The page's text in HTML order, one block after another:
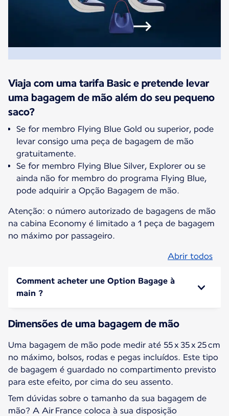
Viaja com uma tarifa Basic e pretende levar
uma bagagem de mão além do seu pequeno
saco?
Se for membro Flying Blue Gold ou superior, pode
levar consigo uma peça de bagagem de mão
gratuitamente.
Se for membro Flying Blue Silver, Explorer ou se
ainda não for membro do programa Flying Blue,
pode adquirir a Opção Bagagem de mão.
Atenção: o número autorizado de bagagens de mão
na cabina Economy é limitado a 1 peça de bagagem
no máximo por passageiro.
Abrir todos
Comment acheter une Option Bagage à
main ?
Dimensões de uma bag​agem de mão
Uma bagagem de mão pode medir até 55 x 35 x 25 cm
no máximo, bolsos, rodas e pegas incluídos. Este tipo
de bagagem é guardado no compartimento previsto
para este efeito, por cima do seu assento.
Tem dúvidas sobre o tamanho da sua bagagem de
mão? A Air France coloca à sua disposição